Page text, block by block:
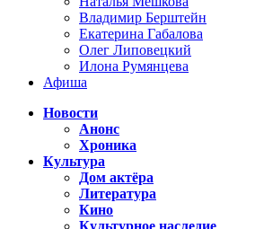
Владимир Берштейн
Екатерина Габалова
Олег Липовецкий
Илона Румянцева
Афиша
Новости
Анонс
Хроника
Культура
Дом актёра
Литература
Кино